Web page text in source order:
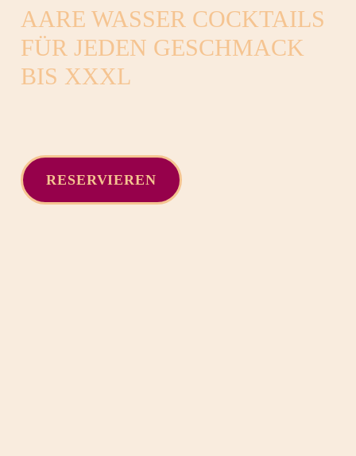
AARE WASSER COCKTAILS
FÜR JEDEN GESCHMACK
BIS XXXL
RESERVIEREN